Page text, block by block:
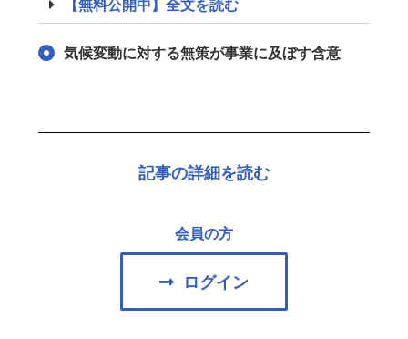
【無料公開中】全文を読む
気候変動に対する無策が事業に及ぼす含意
記事の詳細を読む
会員の方
ログイン